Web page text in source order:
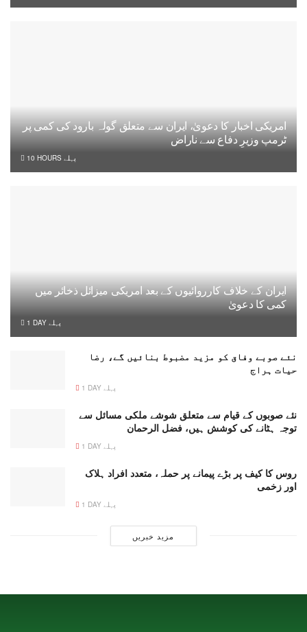
امریکی اخبار کا دعویٰ، ایران سے متعلق گولہ بارود کی کمی پر
ٹرمپ وزیرِ دفاع سے ناراض
10 HOURS پہلے
ایران کے خلاف کارروائیوں کے بعد امریکی میزائل ذخائر میں
کمی کا دعویٰ
1 DAY پہلے
نئے صوبے وفاق کو مزید مضبوط بنائیں گے، رضا
حیات ہراج
1 DAY پہلے
نئے صوبوں کے قیام سے متعلق شوشے ملکی مسائل سے
توجہ ہٹانے کی کوشش ہیں، فضل الرحمان
1 DAY پہلے
روس کا کیف پر بڑے پیمانے پر حملہ، متعدد افراد ہلاک
اور زخمی
1 DAY پہلے
مزید خبریں